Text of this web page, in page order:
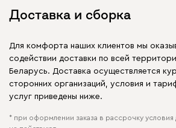
Доставка и сборка
Для комфорта наших клиентов мы
содействии доставки по всей
Беларусь. Доставка осуществляется
сторонних организаций, условия и
услуг приведены ниже.
* при оформлении заказа в рассрочку условия